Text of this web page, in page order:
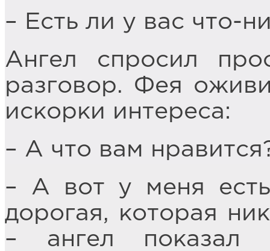
– Есть ли у вас что-
Ангел спросил
разговор. Фея
искорки интереса:
– А что вам
– А вот у меня
дорогая, которая
– ангел показал